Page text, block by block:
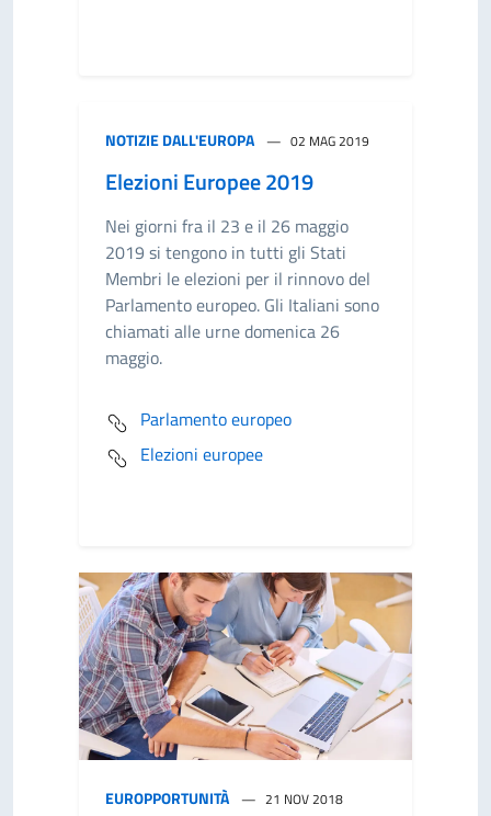
NOTIZIE DALL'EUROPA 02 MAG 2019
Elezioni Europee 2019
Nei giorni fra il 23 e il 26 maggio
2019 si tengono in tutti gli Stati
Membri le elezioni per il rinnovo del
Parlamento europeo. Gli Italiani sono
chiamati alle urne domenica 26
maggio.
Parlamento europeo
Elezioni europee
EUROPPORTUNITÀ 21 NOV 2018